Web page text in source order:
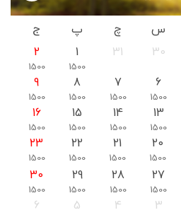
س چ پ
ج
30
31
1
1500
2
1500
6
1500
7
1500
8
1500
9
1500
13
1500
14
1500
15
1500
16
1500
20
1500
21
1500
22
1500
23
1500
27
1500
28
1500
29
1500
30
1500
3
4
5
6